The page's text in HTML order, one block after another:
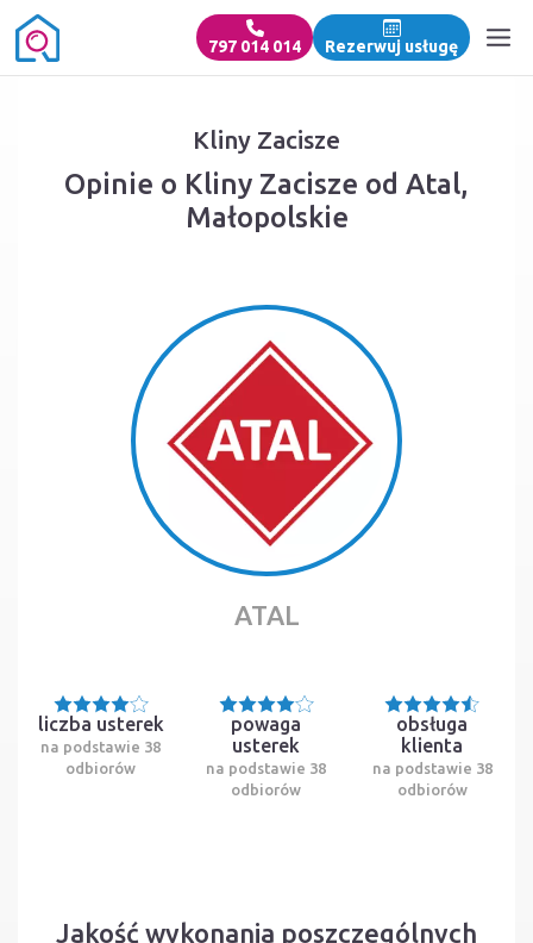
797 014 014 Rezerwuj usługę
Kliny Zacisze
Opinie o Kliny Zacisze od Atal,
Małopolskie
ATAL
liczba usterek
na podstawie 38
odbiorów
powaga
usterek
na podstawie 38
odbiorów
obsługa
klienta
na podstawie 38
odbiorów
Jakość wykonania poszczególnych